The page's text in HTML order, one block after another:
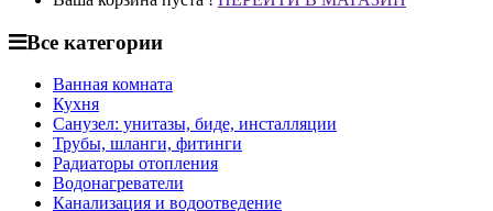
Все категории
Ванная комната
Кухня
Санузел: унитазы, биде, инсталляции
Трубы, шланги, фитинги
Радиаторы отопления
Водонагреватели
Канализация и водоотведение